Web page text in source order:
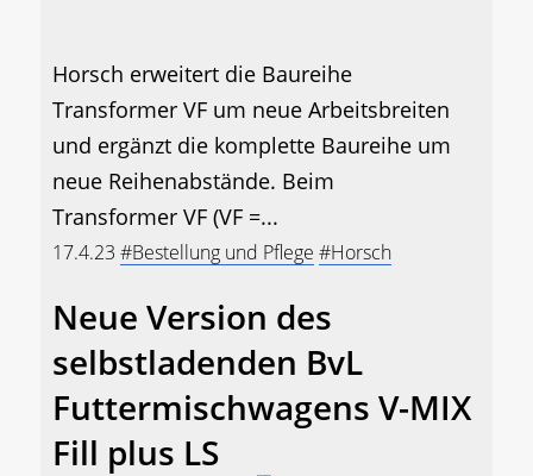
Horsch erweitert die Baureihe
Transformer VF um neue Arbeitsbreiten
und ergänzt die komplette Baureihe um
neue Reihenabstände. Beim
Transformer VF (VF =...
17.4.23 #Bestellung und Pflege #Horsch
Neue Version des
selbstladenden BvL
Futtermischwagens V-MIX
Fill plus LS